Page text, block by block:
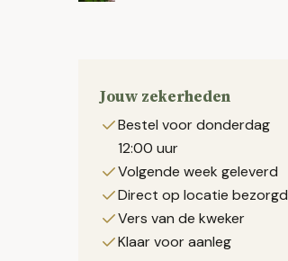
Jouw zekerheden
Bestel voor donderdag
12:00 uur
Volgende week geleverd
Direct op locatie bezorgd
Vers van de kweker
Klaar voor aanleg